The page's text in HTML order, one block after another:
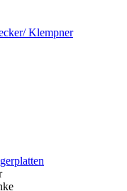
Klempner